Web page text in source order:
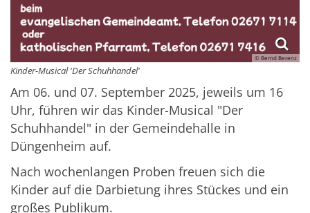
© Bernd Berenz
Kinder-Musical 'Der Schuhhandel'
Am 06. und 07. September 2025, jeweils um 16
Uhr, führen wir das Kinder-Musical "Der
Schuhhandel" in der Gemeindehalle in
Düngenheim auf.
Nach wochenlangen Proben freuen sich die
Kinder auf die Darbietung ihres Stückes und ein
großes Publikum.